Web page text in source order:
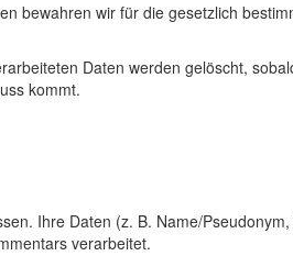
bewahren wir für die gesetzlich
Daten werden gelöscht,
kommt.
Ihre Daten (z. B. Name/
verarbeitet.